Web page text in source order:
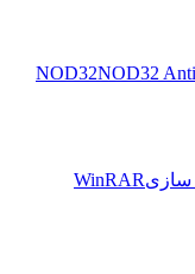
NOD32
سازیWinRAR